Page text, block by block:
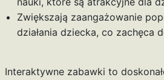
Zwiększają zaangażowanie
działania dziecka, co zachęca
Interaktywne zabawki to